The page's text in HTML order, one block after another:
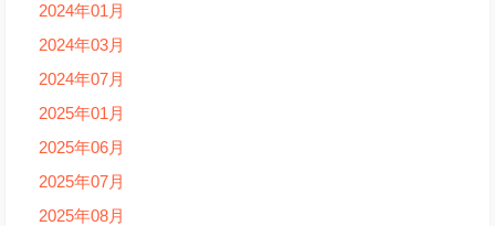
2024年01月
2024年03月
2024年07月
2025年01月
2025年06月
2025年07月
2025年08月